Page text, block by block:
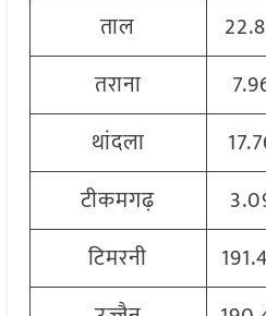
ताल
तराना
थांदला
टीकमगढ़
टिमरनी